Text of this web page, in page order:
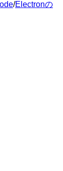
/Electronの